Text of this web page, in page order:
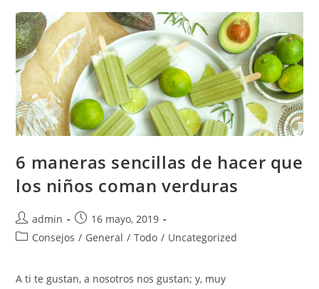
6 maneras sencillas de hacer que
los niños coman verduras
admin
16 mayo, 2019
Consejos / General / Todo / Uncategorized
A ti te gustan, a nosotros nos gustan; y, muy